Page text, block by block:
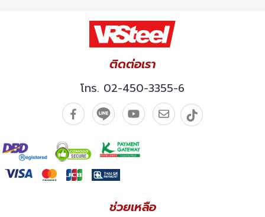
ติดต่อเรา
โทร. 02-450-3355-6
ช่วยเหลือ